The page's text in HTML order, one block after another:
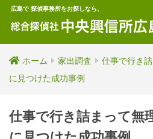
広島で 探偵事務所をお探しなら、
ホーム 家出調査
仕事で行き
に見つけた成功事例
仕事で行き詰まって無